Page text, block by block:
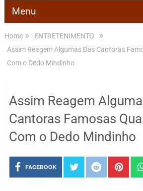
Menu
Home
ENTRETENIMENTO
Assim Reagem Algumas Das Cantoras
Com o Dedo Mindinho
Assim Reagem
Cantoras Famosas
Com o Dedo Mindinho
FACEBOOK